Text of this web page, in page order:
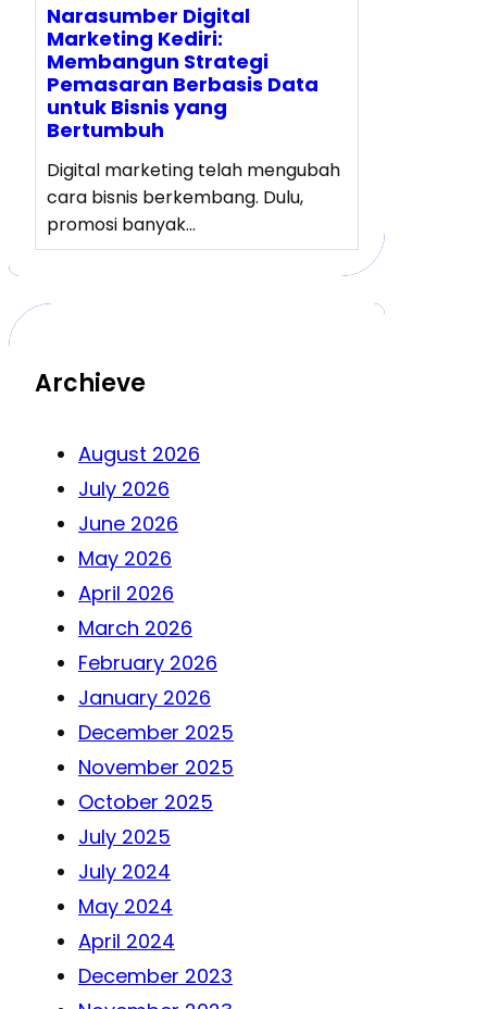
Narasumber Digital
Marketing Kediri:
Membangun Strategi
Pemasaran Berbasis Data
untuk Bisnis yang
Bertumbuh
Digital marketing telah mengubah
cara bisnis berkembang. Dulu,
promosi banyak…
Archieve
August 2026
July 2026
June 2026
May 2026
April 2026
March 2026
February 2026
January 2026
December 2025
November 2025
October 2025
July 2025
July 2024
May 2024
April 2024
December 2023